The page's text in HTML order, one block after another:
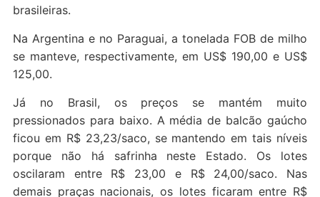
brasileiras.
Na Argentina e no Paraguai, a tonelada FOB de milho
se manteve, respectivamente, em US$ 190,00 e US$
125,00.
Já no Brasil, os preços se mantém muito
pressionados para baixo. A média de balcão gaúcho
ficou em R$ 23,23/saco, se mantendo em tais níveis
porque não há safrinha neste Estado. Os lotes
oscilaram entre R$ 23,00 e R$ 24,00/saco. Nas
demais praças nacionais, os lotes ficaram entre R$